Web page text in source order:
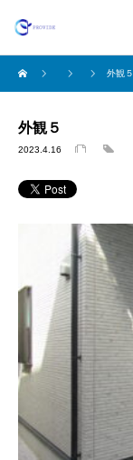
外観５
外観５
2023.4.16